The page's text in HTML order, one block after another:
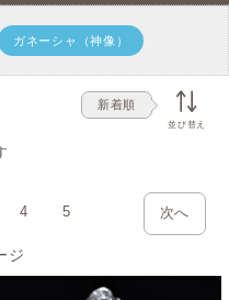
ガネーシャ（神像）
新着順
並び替え
4 5 次へ
ジ